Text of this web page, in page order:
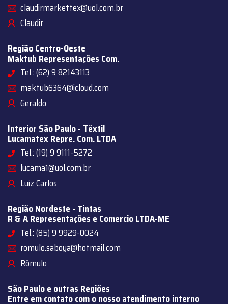
claudirmarkettex@uol.com.br
Claudir
Região Centro-Oeste
Maktub Representações Com.
Tel.: (62) 9 82143113
maktub6364@icloud.com
Geraldo
Interior São Paulo - Têxtil
Lucamatex Repre. Com. LTDA
Tel.: (19) 9 9111-5272
lucama1@uol.com.br
Luiz Carlos
Região Nordeste - Tintas
R & A Representações e Comercio LTDA-ME
Tel.: (85) 9 9929-0024
romulo.saboya@hotmail.com
Rômulo
São Paulo e outras Regiões
Entre em contato com o nosso atendimento interno